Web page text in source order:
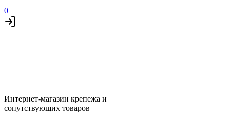
0
Интернет-магазин крепежа и
сопутствующих товаров